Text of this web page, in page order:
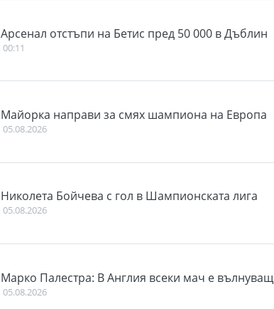
Арсенал отстъпи на Бетис пред 50 000 в Дъблин
00:11
Майорка направи за смях шампиона на Европа
05.08.2026
Николета Бойчева с гол в Шампионската лига
05.08.2026
Марко Палестра: В Англия всеки мач е вълнуващ
05.08.2026